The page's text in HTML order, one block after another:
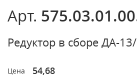
Арт.
Редуктор в сборе ДА-
Цена 54,68